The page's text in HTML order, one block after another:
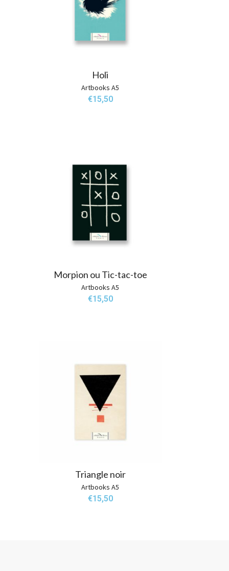
Holi
Artbooks A5
€15,50
Morpion ou Tic-tac-toe
Artbooks A5
€15,50
Triangle noir
Artbooks A5
€15,50